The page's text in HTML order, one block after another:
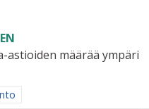
astioiden määrää ympäri
aihepiirin mukaan: Puistot ja